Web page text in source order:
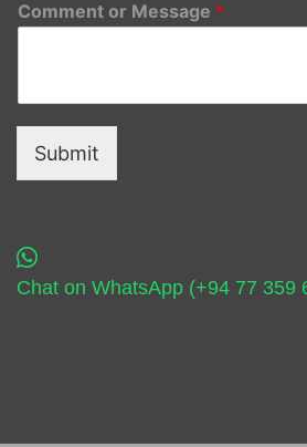
Comment or Message *
Submit
Chat on WhatsApp (+94 77 359